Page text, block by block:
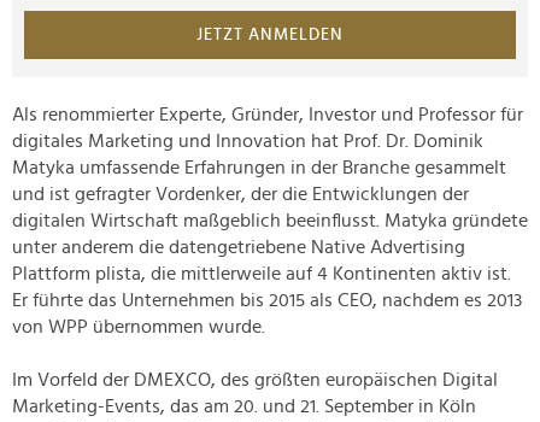
JETZT ANMELDEN
Als renommierter Experte, Gründer, Investor und Professor für
digitales Marketing und Innovation hat Prof. Dr. Dominik
Matyka umfassende Erfahrungen in der Branche gesammelt
und ist gefragter Vordenker, der die Entwicklungen der
digitalen Wirtschaft maßgeblich beeinflusst. Matyka gründete
unter anderem die datengetriebene Native Advertising
Plattform plista, die mittlerweile auf 4 Kontinenten aktiv ist.
Er führte das Unternehmen bis 2015 als CEO, nachdem es 2013
von WPP übernommen wurde.
Im Vorfeld der DMEXCO, des größten europäischen Digital
Marketing-Events, das am 20. und 21. September in Köln